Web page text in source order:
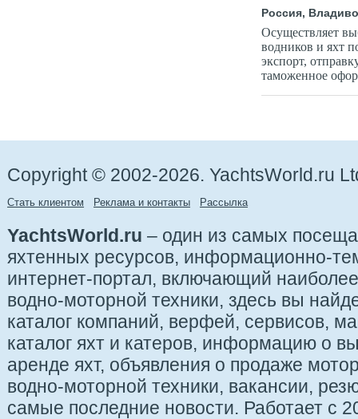
Россия,
Осуществляет
водников и яхт
экспорт,
таможенное
Copyright © 2002-2026. YachtsWorld.ru
Стать клиентом Реклама и контакты Рассылка
YachtsWorld.ru – один из самых
яхтенных ресурсов, информационно-
интернет-портал, включающий
водно-моторной техники, здесь вы
каталог компаний, верфей, сервисов,
каталог яхт и катеров, информацию о
аренде яхт, объявления о продаже
водно-моторной техники, вакансии,
самые последние новости. Работает с